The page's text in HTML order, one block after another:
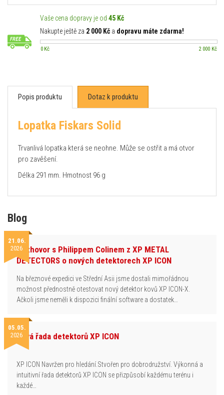
Vaše cena dopravy je od 45 Kč
Nakupte ještě za 2 000 Kč a dopravu máte zdarma!
0 Kč 2 000 Kč
Popis produktu Dotaz k produktu
Lopatka Fiskars Solid
Trvanlivá lopatka která se neohne. Může se ostřit a má otvor
pro zavěšení.
Délka 291 mm. Hmotnost 96 g
Blog
21.06.
2026Rozhovor s Philippem Colinem z XP METAL
DETECTORS o nových detektorech XP ICON
Na březnové expedici ve Střední Asii jsme dostali mimořádnou
možnost přednostně otestovat nový detektor kovů XP ICON-X.
Ačkoli jsme neměli k dispozici finální software a dostatek…
05.05.
2026Nová řada detektorů XP ICON
XP ICON Navržen pro hledání.Stvořen pro dobrodružství. Výkonná a
intuitivní řada detektorů XP ICON se přizpůsobí každému terénu i
každé…